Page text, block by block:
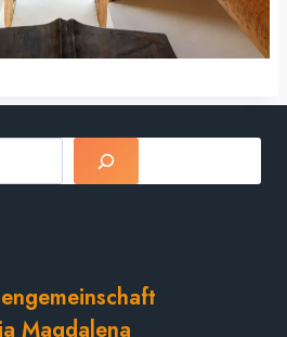
Suchen
Magdalena